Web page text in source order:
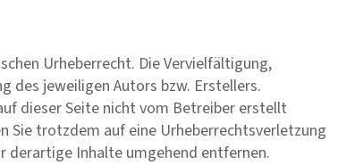
Urheberrecht. Die Vervielfältigung,
des jeweiligen Autors bzw. Erstellers.
dieser Seite nicht vom Betreiber erstellt
Sie trotzdem auf eine Urheberrechtsverletzung
derartige Inhalte umgehend entfernen.